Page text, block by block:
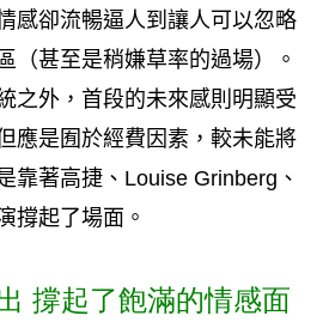
感卻流暢逼人到讓人可以忽略
（甚至是稍嫌草率的過場）。
之外，首段的未來感則明顯受
應是囿於經費因素，較未能將
靠著高捷、Louise Grinberg、
撐起了場面。
撐起了飽滿的情感面